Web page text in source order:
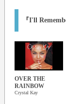
『I'll
OVER THE
RAINBOW
Crystal Kay